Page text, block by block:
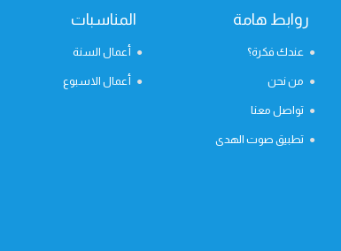
روابط هامة
عندك فكرة؟
من نحن
تواصل معنا
تطبيق صوت الهدى
المناسبات
أعمال السنة
أعمال الاسبوع